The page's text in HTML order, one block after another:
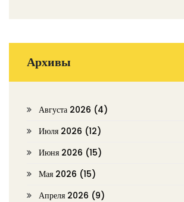
Архивы
Августа 2026 (4)
Июля 2026 (12)
Июня 2026 (15)
Мая 2026 (15)
Апреля 2026 (9)